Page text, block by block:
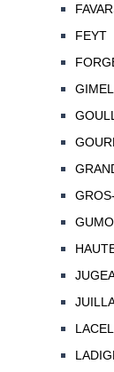
FEYT